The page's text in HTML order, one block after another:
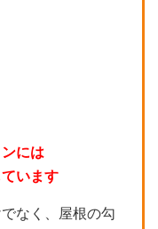
には
います
なく、屋根の勾